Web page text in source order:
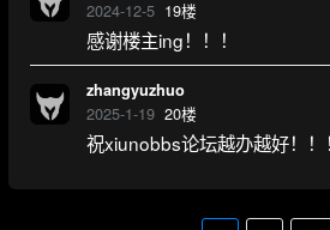
2024-12-5 19楼
感谢楼主ing！！！
zhangyuzhuo
2025-1-19 20楼
祝xiunobbs论坛越办越好！！！